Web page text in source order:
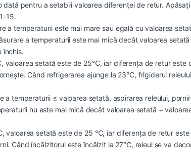
dată pentru a setabili valoarea diferenței de retur.
15.
a temperaturii este mai mare sau egală cu valoarea
a temperaturii este mai mică decât valoarea setată
închis.
valoarea setată este de 25℃, iar diferența de retur este
Când refrigerarea ajunge la 23℃, frigiderul
a temperaturii ≤ valoarea setată, aspirarea releului,
nu este mai mică decât valoarea setată +
valoarea setată este de 25 ℃, iar diferența de retur
Când încălzitorul este încălzit la 27℃, releul se va